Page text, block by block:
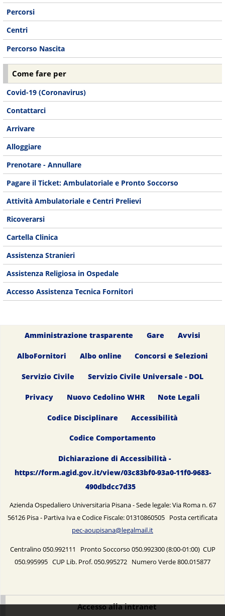
Percorsi
Centri
Percorso Nascita
Come fare per
Covid-19 (Coronavirus)
Contattarci
Arrivare
Alloggiare
Prenotare - Annullare
Pagare il Ticket: Ambulatoriale e Pronto Soccorso
Attività Ambulatoriale e Centri Prelievi
Ricoverarsi
Cartella Clinica
Assistenza Stranieri
Assistenza Religiosa in Ospedale
Accesso Assistenza Tecnica Fornitori
Amministrazione trasparente Gare Avvisi
AlboFornitori Albo online Concorsi e Selezioni
Servizio Civile Servizio Civile Universale - DOL
Privacy Nuovo Cedolino WHR Note Legali
Codice Disciplinare Accessibilità
Codice Comportamento
Dichiarazione di Accessibilità -
https://form.agid.gov.it/view/03c83bf0-93a0-11f0-9683-
490dbdcc7d35
Azienda Ospedaliero Universitaria Pisana - Sede legale: Via Roma n. 67
56126 Pisa - Partiva Iva e Codice Fiscale: 01310860505 Posta certificata
pec-aoupisana@legalmail.it
Centralino 050.992111 Pronto Soccorso 050.992300 (8:00-01:00) CUP
050.995995 CUP Lib. Prof. 050.995272 Numero Verde 800.015877
Accesso alla intranet